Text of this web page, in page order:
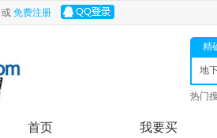
或 免费注册
精
地
士
热门
首页 我要买